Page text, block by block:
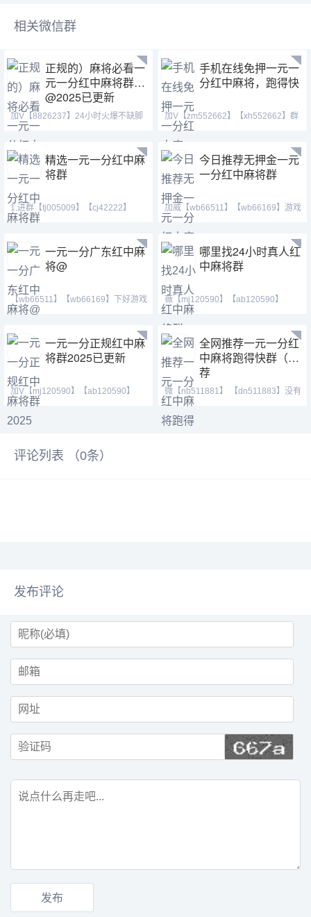
相关微信群
正规的）麻将必看一
元一分红中麻将群
@2025已更新
加V【8826237】24小时火爆不缺脚
ios签约正规APP 群内
手机在线免押一元一
分红中麻将，跑得快
加V【zm552662】【xh552662】群
主QQ:1438079643,红中
精选一元一分红中麻
将群
1.进群【tj005009】【cj42222】
【tj182222】QQ(37114
今日推荐无押金一元
一分红中麻将群
加威【wb66511】【wb66169】游戏
类型：单挑，多人，亲友圈模
一元一分广东红中麻
将@
【wb66511】【wb66169】下好游戏
我拉你进麻将群，爆炸码
哪里找24小时真人红
中麻将群
薇【mj120590】【ab120590】
【mj191717】，最火热的跑得
一元一分正规红中麻
将群2025已更新
加V【mj120590】【ab120590】
【mj191717】加不上微信
全网推荐一元一分红
中麻将跑得快群（推
荐
微【nb511881】 【dn511883】没有
三缺一的无奈，手机上
评论列表 （0条）
发布评论